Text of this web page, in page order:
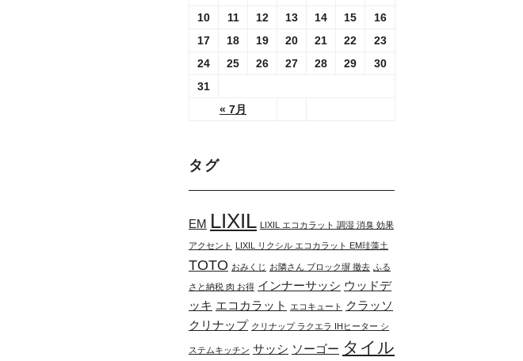
« 7月
10
11 12 13 14 15
16
17
18 19 20 21 22
23
24
25 26 27 28 29
30
31
タグ
EM LIXIL LIXIL エコカラット 調湿 消臭 効果
アクセント LIXIL リクシル エコカラット EM珪藻土
TOTO おみくじ お隣さん ブロック塀 撤去 ふる
さと納税 肉 お得 インナーサッシ ウッドデ
ッキ エコカラット エコキュート
クラッソ
クリナップ クリナップ ラクエラ IHヒーター シ
ステムキッチン サッシ ソーゴー タイル